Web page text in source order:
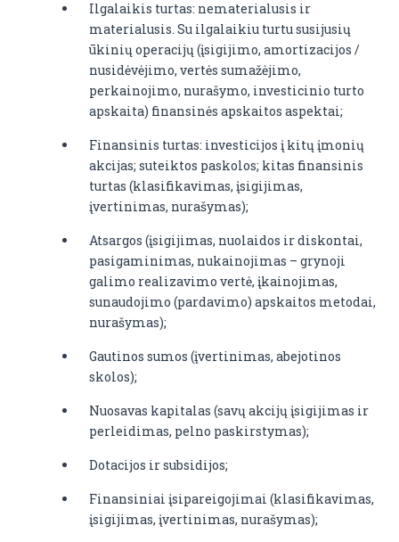
Ilgalaikis turtas: nematerialusis ir
materialusis. Su ilgalaikiu turtu susijusių
ūkinių operacijų (įsigijimo, amortizacijos /
nusidėvėjimo, vertės sumažėjimo,
perkainojimo, nurašymo, investicinio turto
apskaita) finansinės apskaitos aspektai;
Finansinis turtas: investicijos į kitų įmonių
akcijas; suteiktos paskolos; kitas finansinis
turtas (klasifikavimas, įsigijimas,
įvertinimas, nurašymas);
Atsargos (įsigijimas, nuolaidos ir diskontai,
pasigaminimas, nukainojimas – grynoji
galimo realizavimo vertė, įkainojimas,
sunaudojimo (pardavimo) apskaitos metodai,
nurašymas);
Gautinos sumos (įvertinimas, abejotinos
skolos);
Nuosavas kapitalas (savų akcijų įsigijimas ir
perleidimas, pelno paskirstymas);
Dotacijos ir subsidijos;
Finansiniai įsipareigojimai (klasifikavimas,
įsigijimas, įvertinimas, nurašymas);